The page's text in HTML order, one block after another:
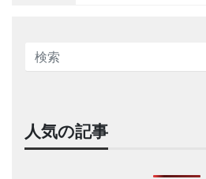
人気の記事